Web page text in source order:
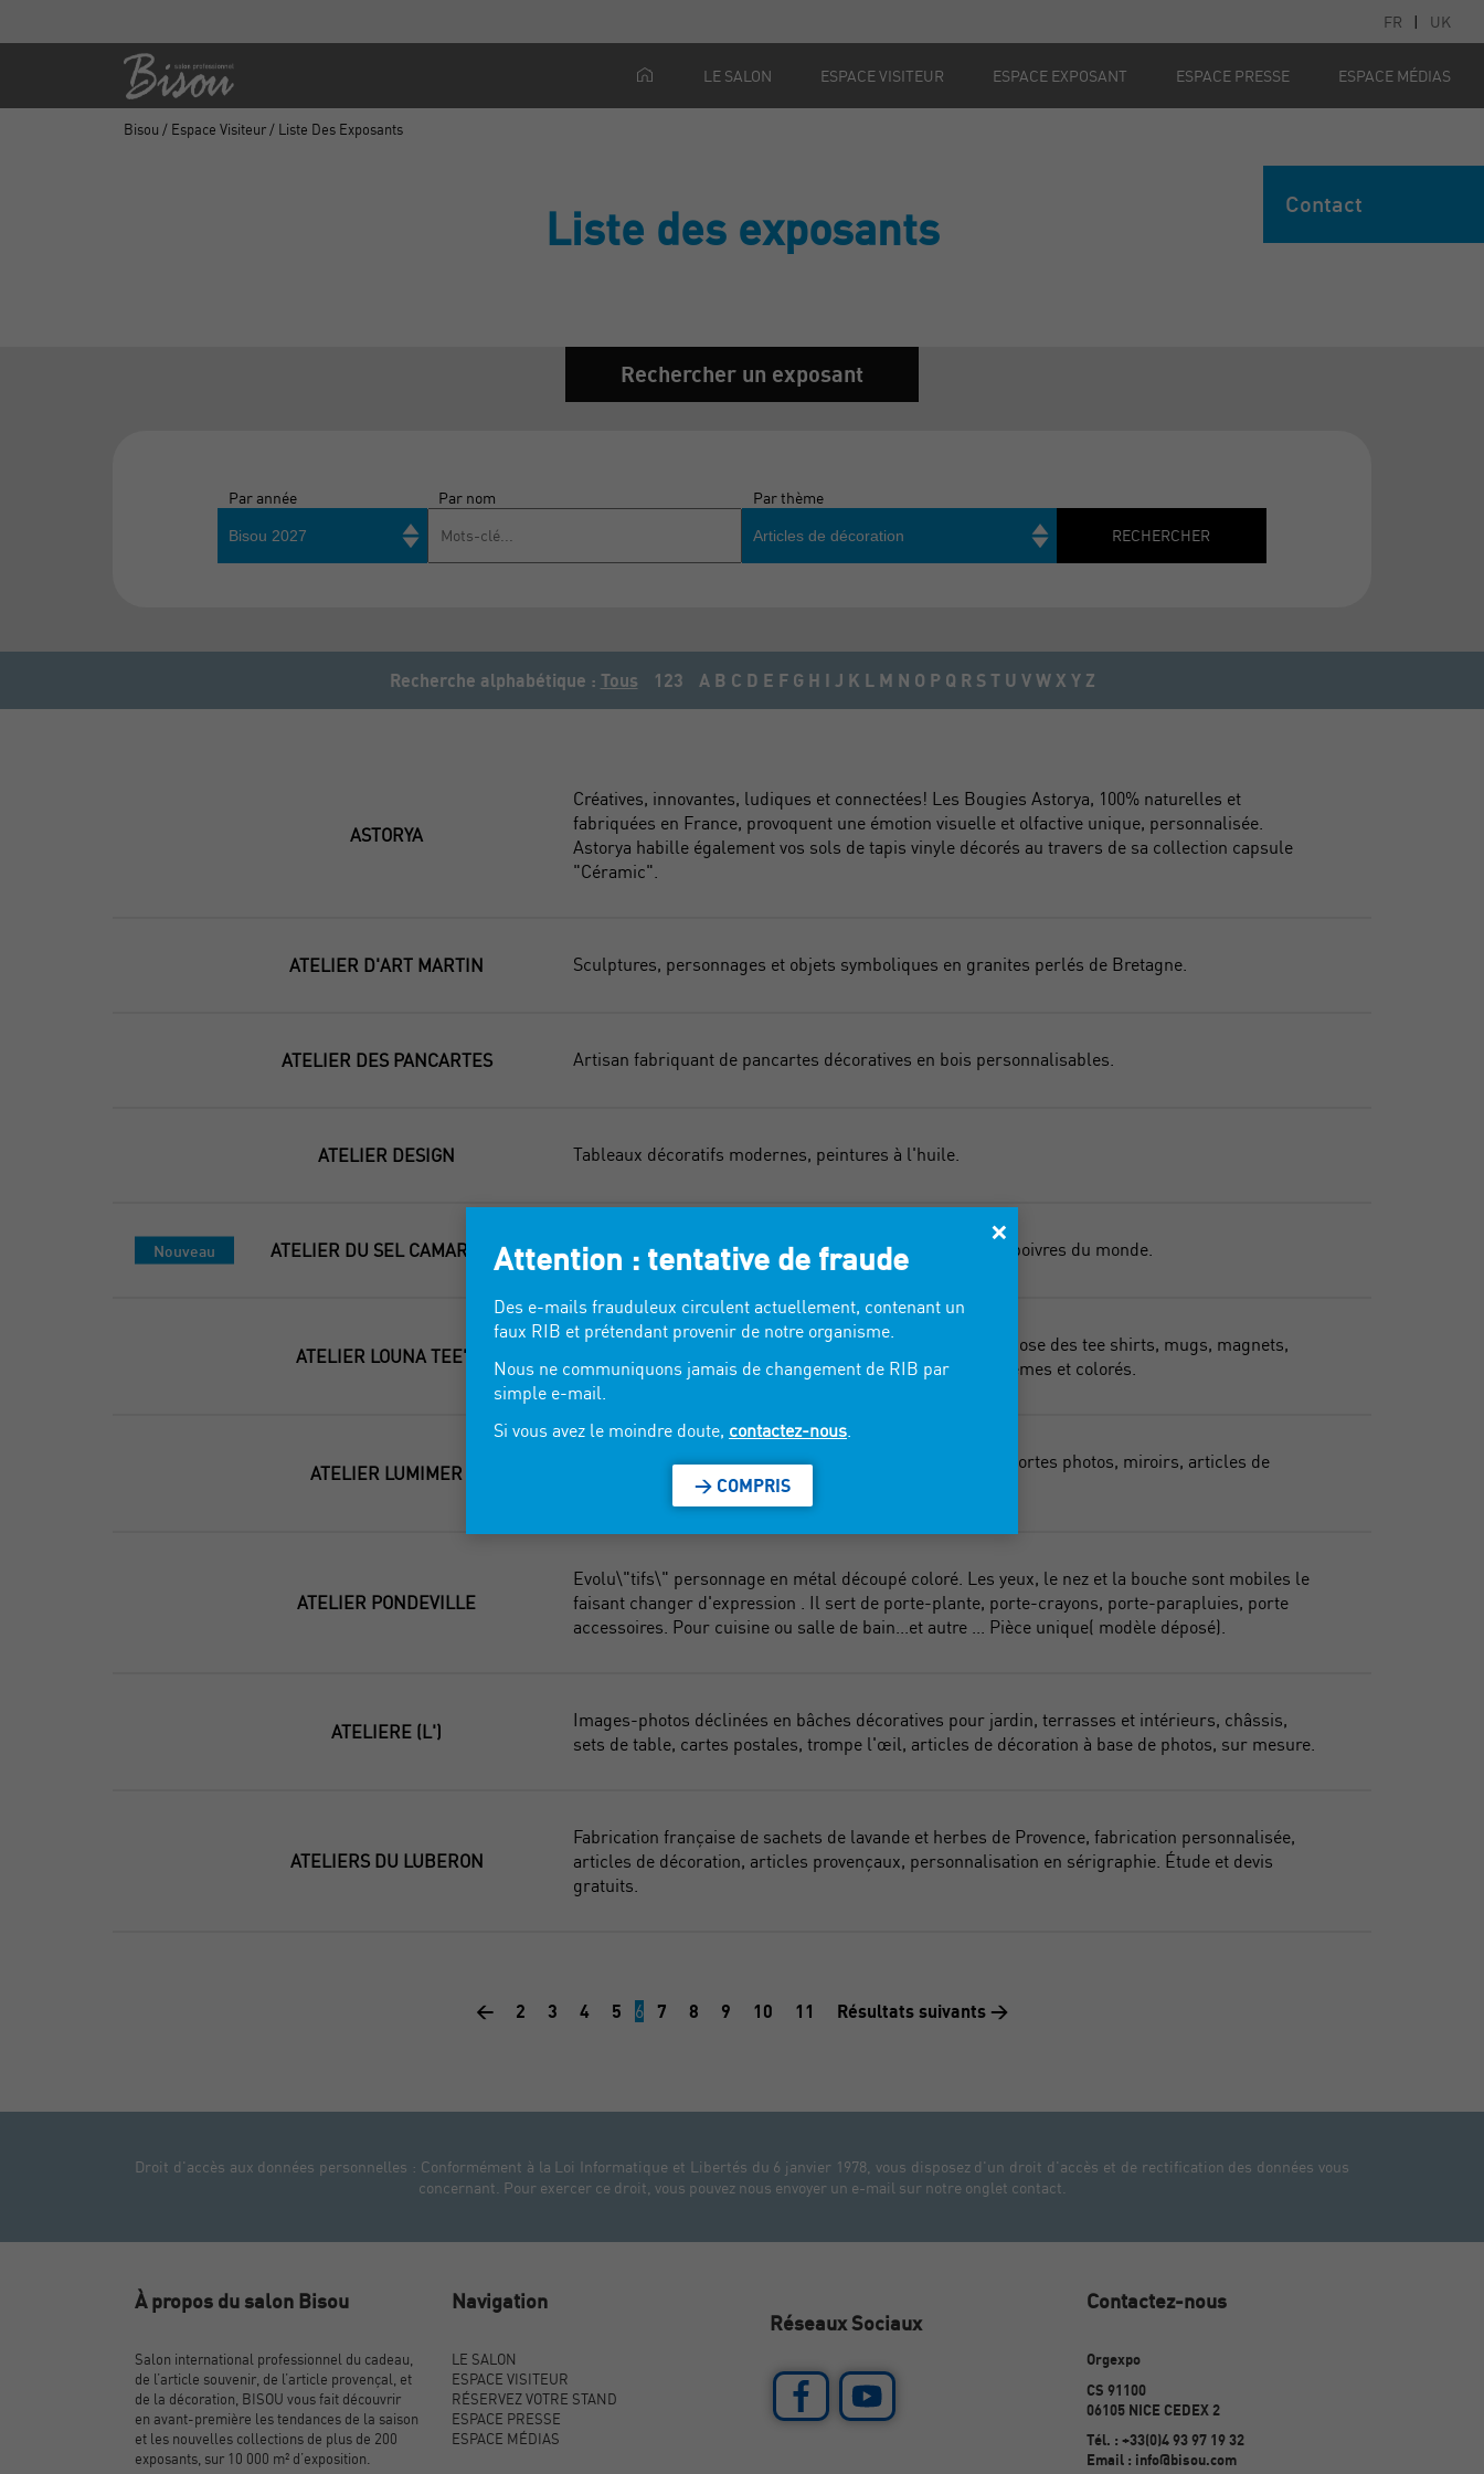
FR | UK
LE SALON ESPACE VISITEUR ESPACE EXPOSANT ESPACE PRESSE ESPACE MÉDIAS
Contact
Bisou / Espace Visiteur / Liste Des Exposants
Liste des exposants
Rechercher un exposant
Par année
Bisou 2027
Par nom Par thème
Articles de décoration
RECHERCHER
Recherche alphabétique : Tous 123 A B C D E F G H I J K L M N O P Q R S T U V W X Y Z
ASTORYA
Créatives, innovantes, ludiques et connectées! Les Bougies Astorya, 100% naturelles et
fabriquées en France, provoquent une émotion visuelle et olfactive unique, personnalisée.
Astorya habille également vos sols de tapis vinyle décorés au travers de sa collection capsule
"Céramic".
ATELIER D'ART MARTIN Sculptures, personnages et objets symboliques en granites perlés de Bretagne.
ATELIER DES PANCARTES Artisan fabriquant de pancartes décoratives en bois personnalisables.
ATELIER DESIGN Tableaux décoratifs modernes, peintures à l'huile.
ATELIER DU SEL CAMARGUE
Nouveau Sel de Camargue, sels aromatisés, riz de Camargue IGP, poivres du monde.
ATELIER LOUNA TEE'S
A partir de dessins et d'aquarelles, Louna Tee's vous propose des tee shirts, mugs, magnets,
objets de déco et souvenirs de vacances aux designs bohèmes et colorés.
ATELIER LUMIMER
Lampes, lampadaires, appliques murales, photophores, portes photos, miroirs, articles de
décoration en galets et bois flotté.
ATELIER PONDEVILLE
Evolu\"tifs\" personnage en métal découpé coloré. Les yeux, le nez et la bouche sont mobiles le
faisant changer d'expression . Il sert de porte-plante, porte-crayons, porte-parapluies, porte
accessoires. Pour cuisine ou salle de bain...et autre ... Pièce unique( modèle déposé).
ATELIERE (L')
Images-photos déclinées en bâches décoratives pour jardin, terrasses et intérieurs, châssis,
sets de table, cartes postales, trompe l'œil, articles de décoration à base de photos, sur mesure.
ATELIERS DU LUBERON
Fabrication française de sachets de lavande et herbes de Provence, fabrication personnalisée,
articles de décoration, articles provençaux, personnalisation en sérigraphie. Étude et devis
gratuits.
< 2 3 4 5 6 7 8 9 10 11 Résultats suivants >
Droit d'accès aux données personnelles : Conformément à la Loi Informatique et Libertés du 6 janvier 1978, vous disposez d'un droit d'accès et de rectification des données vous
concernant. Pour exercer ce droit, vous pouvez nous envoyer un e-mail sur notre onglet contact.
À propos du salon Bisou
Salon international professionnel du cadeau,
de l’article souvenir, de l’article provençal, et
de la décoration, BISOU vous fait découvrir
en avant-première les tendances de la saison
et les nouvelles collections de plus de 200
exposants, sur 10 000 m² d’exposition.
Navigation
LE SALON
ESPACE VISITEUR
RÉSERVEZ VOTRE STAND
ESPACE PRESSE
ESPACE MÉDIAS
Réseaux Sociaux
Contactez-nous
Orgexpo
CS 91100
06105 NICE CEDEX 2
Tél. : +33(0)4 93 97 19 32
Email : info@bisou.com
×
Attention : tentative de fraude
Des e-mails frauduleux circulent actuellement, contenant un
faux RIB et prétendant provenir de notre organisme.
Nous ne communiquons jamais de changement de RIB par
simple e-mail.
Si vous avez le moindre doute, contactez-nous
> COMPRIS